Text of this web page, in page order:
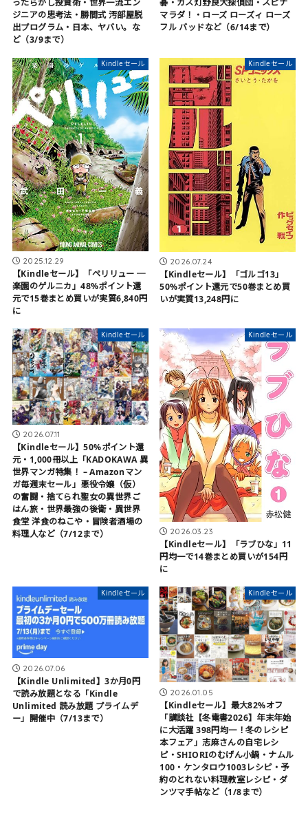
ったらかし投資術・世界一流エン
ジニアの思考法・勝間式 汚部屋脱
出プログラム・日本、ヤバい。な
ど（3/9まで）
マラダ！・ローズ ローズィ ローズ
フル バッドなど（6/14まで）
Kindleセール
2025.12.29
【Kindleセール】「ペリリュー ─
楽園のゲルニカ」48%ポイント還
元で15巻まとめ買いが実質6,840円
に
Kindleセール
2026.07.24
【Kindleセール】「ゴルゴ13」
50%ポイント還元で50巻まとめ買
いが実質13,248円に
Kindleセール
2026.07.11
【Kindleセール】50%ポイント還
元・1,000冊以上「KADOKAWA 異
世界マンガ特集！ – Amazonマン
ガ毎週末セール」悪役令嬢（仮）
の奮闘・捨てられ聖女の異世界ご
はん旅・世界最強の後衛・異世界
食堂 洋食のねこや・冒険者酒場の
料理人など（7/12まで）
Kindleセール
2026.03.23
【Kindleセール】「ラブひな」11
円均一で14巻まとめ買いが154円
に
Kindleセール
2026.07.06
【Kindle Unlimited】3か月0円
で読み放題となる「Kindle
Unlimited 読み放題 プライムデ
ー」開催中（7/13まで）
Kindleセール
2026.01.05
【Kindleセール】最大82%オフ
「講談社【冬電書2026】年末年始
に大活躍 398円均一！冬のレシピ
本フェア」志麻さんの自宅レシ
ピ・SHIORIのむげん小鍋・ナムル
100・ケンタロウ1003レシピ・予
約のとれない料理教室レシピ・ダ
ンツマ手帖など（1/8まで）